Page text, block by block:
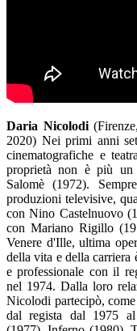
Daria Nicolodi
2020) Nei primi anni
cinematografiche e
proprietà non è più
Salomè (1972).
produzioni televisive,
con Nino Castelnuovo
con Mariano Rigillo
Venere d'Ille, ultima
della vita e della carriera
e professionale con il
nel 1974. Dalla loro
Nicolodi partecipò,
dal regista dal 1975